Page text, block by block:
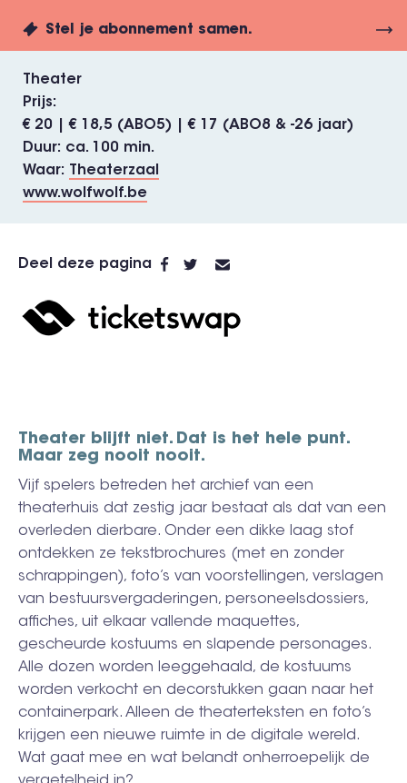
Stel je abonnement samen.
Theater
Prijs
€ 20 | € 18,5 (ABO5) | € 17 (ABO8 & -26 jaar)
Duur
ca. 100 min.
Waar
Theaterzaal
www.wolfwolf.be
Deel deze pagina
Theater blijft niet. Dat is het hele punt.
Maar zeg nooit nooit.
Vijf spelers betreden het archief van een
theaterhuis dat zestig jaar bestaat als dat van een
overleden dierbare. Onder een dikke laag stof
ontdekken ze tekstbrochures (met en zonder
schrappingen), foto’s van voorstellingen, verslagen
van bestuursvergaderingen, personeelsdossiers,
affiches, uit elkaar vallende maquettes,
gescheurde kostuums en slapende personages.
Alle dozen worden leeggehaald, de kostuums
worden verkocht en decorstukken gaan naar het
containerpark. Alleen de theaterteksten en foto’s
krijgen een nieuwe ruimte in de digitale wereld.
Wat gaat mee en wat belandt onherroepelijk de